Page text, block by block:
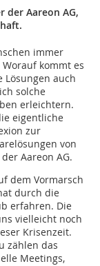
der Aareon AG,
immer
kommt es
auch
solche
erleichtern.
eigentliche
zur
von
Aareon AG.
dem Vormarsch
durch die
erfahren. Die
vielleicht noch
Krisenzeit.
zählen das
Meetings,